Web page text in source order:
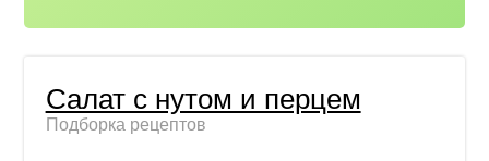
Салат с нутом и перцем
Подборка рецептов